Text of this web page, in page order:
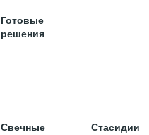
Готовые
решения
Свечные
Стасидии